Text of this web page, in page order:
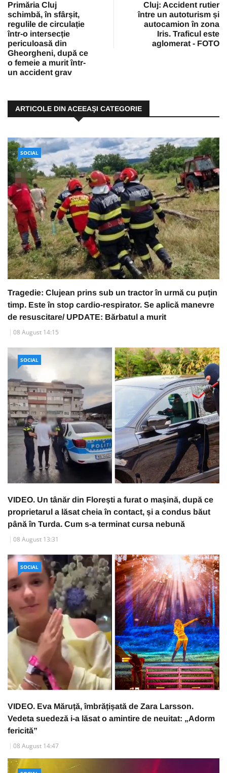
Primăria Cluj
schimbă, în sfârșit,
regulile de circulație
într-o intersecție
periculoasă din
Gheorgheni, după ce
o femeie a murit într-
un accident grav
Cluj: Accident rutier
între un autoturism și
autocamion în zona
Iris. Traficul este
aglomerat - FOTO
ARTICOLE DIN ACEEAŞI CATEGORIE
SOCIAL
Tragedie: Clujean prins sub un tractor în urmă cu puțin
timp. Este în stop cardio-respirator. Se aplică manevre
de resuscitare/ UPDATE: Bărbatul a murit
08 August 14:15
SOCIAL
VIDEO. Un tânăr din Florești a furat o mașină, după ce
proprietarul a lăsat cheia în contact, și a condus băut
până în Turda. Cum s-a terminat cursa nebună
08 August 13:31
SOCIAL
VIDEO. Eva Măruță, îmbrățișată de Zara Larsson.
Vedeta suedeză i-a lăsat o amintire de neuitat: „Adorm
fericită”
08 August 14:47